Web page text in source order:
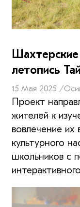
Шахтерские
летопись
15 Мая 2025 /
Проект
жителей к
вовлечение их
культурного
школьников с